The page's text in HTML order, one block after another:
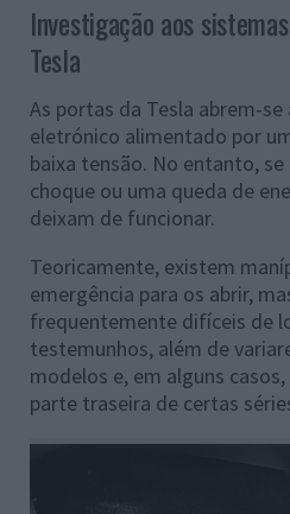
Investigação aos
Tesla
As portas da Tesla abrem-
eletrónico alimentado por
baixa tensão. No entanto,
choque ou uma queda de
deixam de funcionar.
Teoricamente, existem
emergência para os abrir,
frequentemente difíceis de
testemunhos, além de
modelos e, em alguns
parte traseira de certas